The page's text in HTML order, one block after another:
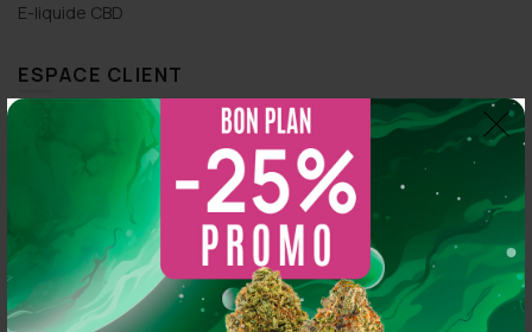
E-liquide CBD
ESPACE CLIENT
Commandez en ligne
Contactez-nous
Livraison